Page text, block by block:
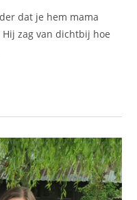
dat je hem mama
Hij zag van dichtbij hoe